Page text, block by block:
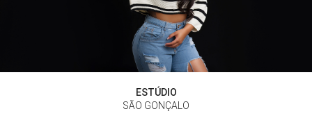
ESTÚDIO
SÃO GONÇALO